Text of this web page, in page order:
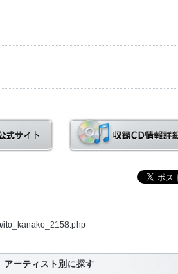
ito_kanako_2158.php
アーティスト別に探す